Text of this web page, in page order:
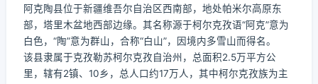
阿克陶县位于新疆维吾尔自治区西南部，地处帕米尔高原东
部，塔里木盆地西部边缘。其名称源于柯尔克孜语“阿克”意为
白色，“陶”意为群山，合称“白山”，因境内多雪山而得名。
该县隶属于克孜勒苏柯尔克孜自治州，总面积2.5万平方公
里，辖有2镇、10乡，总人口约17万人，其中柯尔克孜族为主